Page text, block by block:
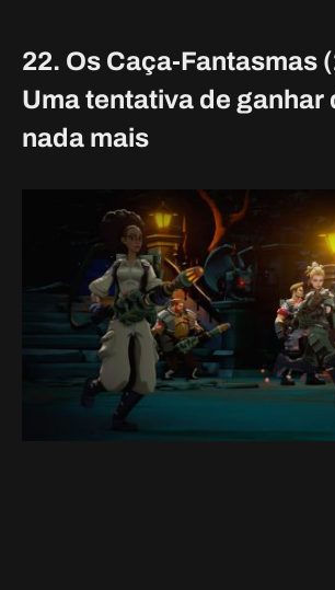
22. Os Caça-Fantasmas
Uma tentativa de ganhar
nada mais